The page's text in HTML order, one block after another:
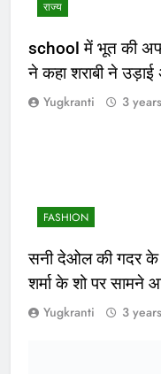
राज्य
school में भूत की
ने कहा शराबी ने
Yugkranti 3
FASHION
सनी देओल की गदर के
शर्मा के शो पर सामने
Yugkranti 3